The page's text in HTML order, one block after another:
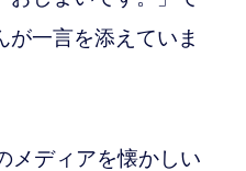
が一言を添えていま
ディアを懐かしい